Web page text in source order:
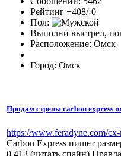
Рейтинг +408/-0
Пол:
Выполни выстрел,
Расположение: Омск
Город: Омск
Продам стрелы carbon express
https://www.feradyne.com/
Carbon Express пишет
0,413 (читать спайн)